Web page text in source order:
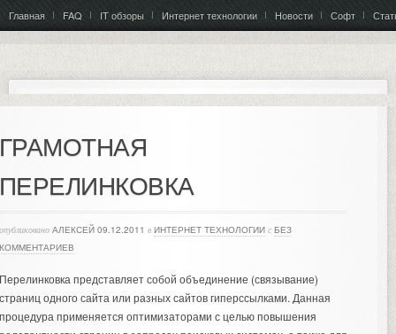
Главная FAQ IT обзоры Интернет технологии Новости Софт
АЛЕКСЕЙ 09.12.2011 в ИНТЕРНЕТ ТЕХНОЛОГИИ с БЕЗ
представляет собой объединение (связывание)
одного сайта или разных сайтов гиперссылками. Данная
применяется оптимизаторами с целью повышения